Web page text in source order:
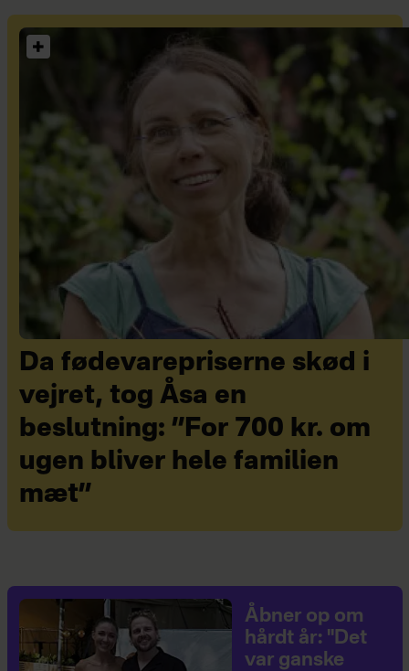
Da fødevarepriserne skød i
vejret, tog Åsa en
beslutning: ”For 700 kr. om
ugen bliver hele familien
mæt”
Åbner op om
hårdt år: "Det
var ganske